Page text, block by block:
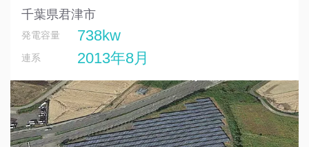
千葉県君津市
発電容量 738kw
連系 2013年8月